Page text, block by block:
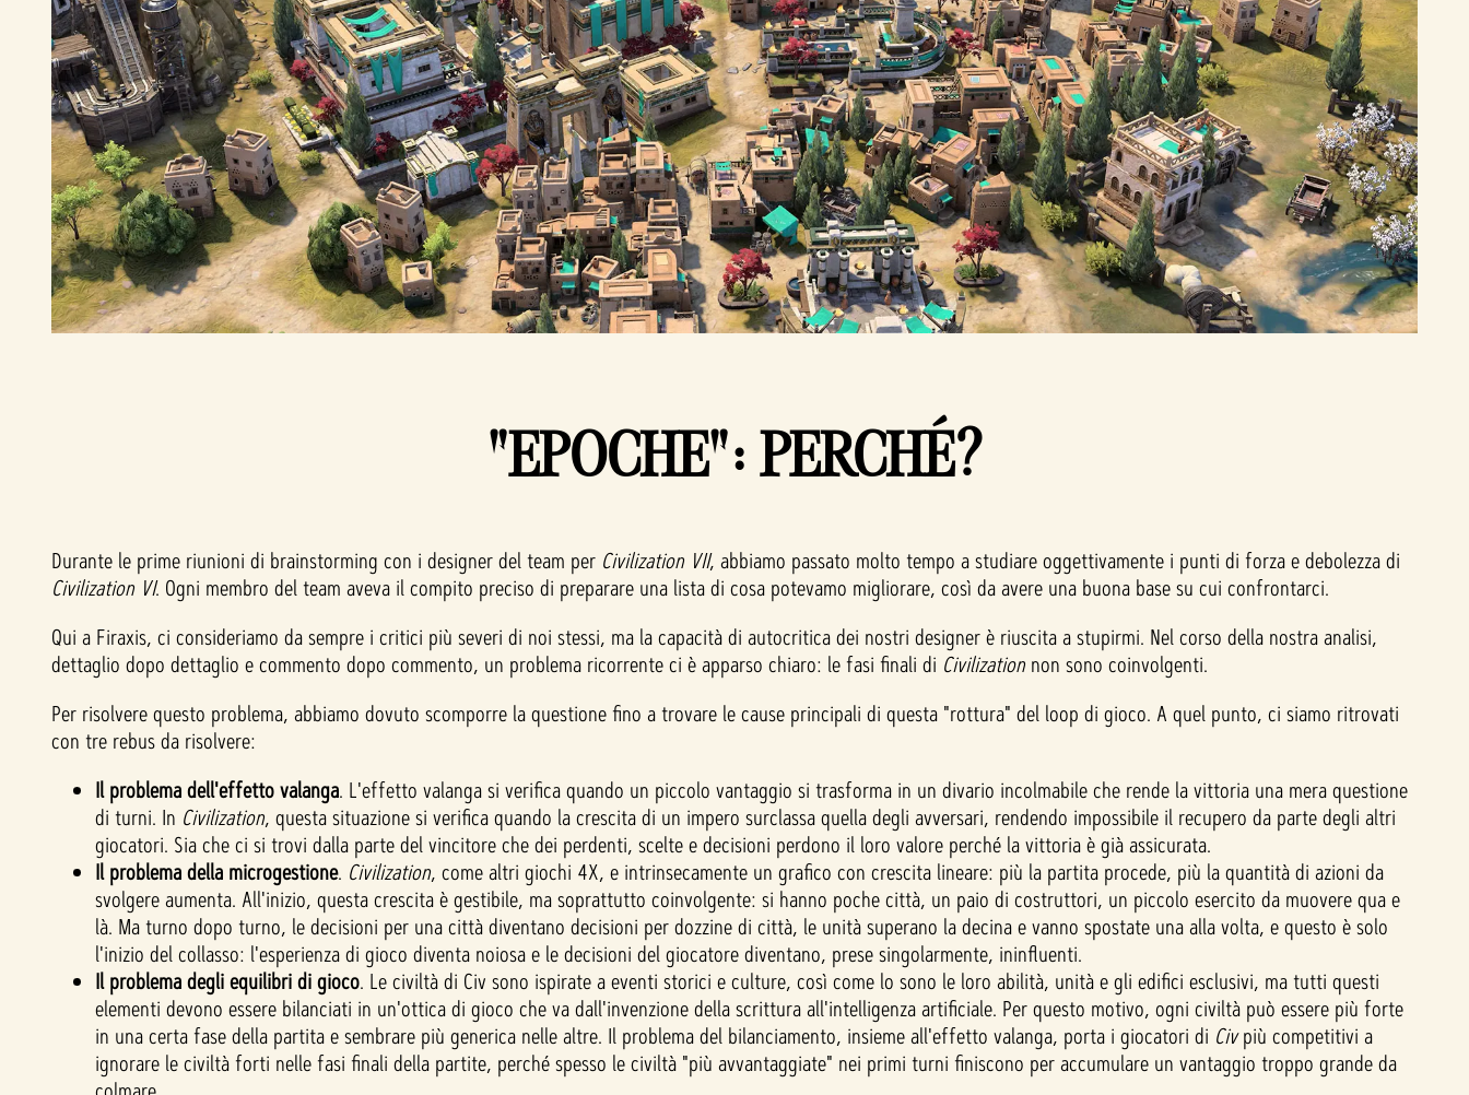
"EPOCHE": PERCHÉ?
Durante le prime riunioni di brainstorming con i designer del team per Civilization VII, abbiamo passato molto tempo a studiare oggettivamente i punti di forza e debolezza di
Civilization VI. Ogni membro del team aveva il compito preciso di preparare una lista di cosa potevamo migliorare, così da avere una buona base su cui confrontarci.
Qui a Firaxis, ci consideriamo da sempre i critici più severi di noi stessi, ma la capacità di autocritica dei nostri designer è riuscita a stupirmi. Nel corso della nostra analisi,
dettaglio dopo dettaglio e commento dopo commento, un problema ricorrente ci è apparso chiaro: le fasi finali di Civilization non sono coinvolgenti.
Per risolvere questo problema, abbiamo dovuto scomporre la questione fino a trovare le cause principali di questa "rottura" del loop di gioco. A quel punto, ci siamo ritrovati
con tre rebus da risolvere:
Il problema dell'effetto valanga. L'effetto valanga si verifica quando un piccolo vantaggio si trasforma in un divario incolmabile che rende la vittoria una mera questione
di turni. In Civilization, questa situazione si verifica quando la crescita di un impero surclassa quella degli avversari, rendendo impossibile il recupero da parte degli altri
giocatori. Sia che ci si trovi dalla parte del vincitore che dei perdenti, scelte e decisioni perdono il loro valore perché la vittoria è già assicurata.
Il problema della microgestione. Civilization, come altri giochi 4X, e intrinsecamente un grafico con crescita lineare: più la partita procede, più la quantità di azioni da
svolgere aumenta. All'inizio, questa crescita è gestibile, ma soprattutto coinvolgente: si hanno poche città, un paio di costruttori, un piccolo esercito da muovere qua e
là. Ma turno dopo turno, le decisioni per una città diventano decisioni per dozzine di città, le unità superano la decina e vanno spostate una alla volta, e questo è solo
l'inizio del collasso: l'esperienza di gioco diventa noiosa e le decisioni del giocatore diventano, prese singolarmente, ininfluenti.
Il problema degli equilibri di gioco. Le civiltà di Civ sono ispirate a eventi storici e culture, così come lo sono le loro abilità, unità e gli edifici esclusivi, ma tutti questi
elementi devono essere bilanciati in un'ottica di gioco che va dall'invenzione della scrittura all'intelligenza artificiale. Per questo motivo, ogni civiltà può essere più forte
in una certa fase della partita e sembrare più generica nelle altre. Il problema del bilanciamento, insieme all'effetto valanga, porta i giocatori di Civpiù competitivi a
ignorare le civiltà forti nelle fasi finali della partite, perché spesso le civiltà "più avvantaggiate" nei primi turni finiscono per accumulare un vantaggio troppo grande da